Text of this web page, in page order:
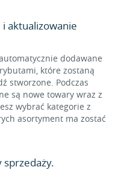
aktualizowanie
dodawane
które zostaną
stworzone. Podczas
są nowe towary wraz z
wybrać kategorie z
asortyment ma zostać
sprzedaży.